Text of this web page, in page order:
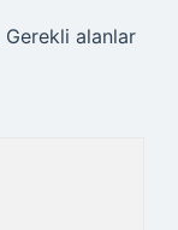
Gerekli alanlar